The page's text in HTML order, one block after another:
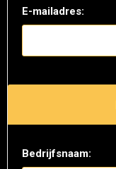
E-mailadres:
Bedrijfsnaam: